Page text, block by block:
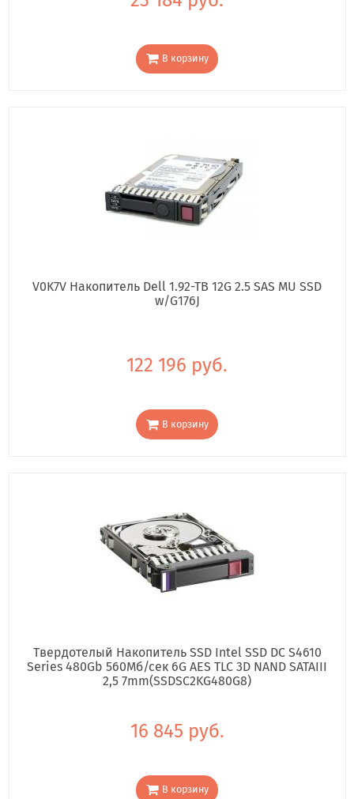
В корзину
V0K7V Накопитель Dell 1.92-TB 12G 2.5 SAS MU SSD
w/G176J
122 196 руб.
В корзину
Твердотелый Накопитель SSD Intel SSD DC S4610
Series 480Gb 560Мб/сек 6G AES TLC 3D NAND SATAIII
2,5 7mm(SSDSC2KG480G8)
16 845 руб.
В корзину